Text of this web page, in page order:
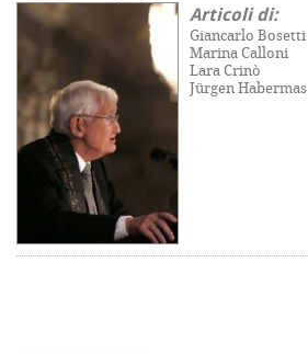
Articoli di:
Giancarlo Bosetti
Marina Calloni
Lara Crinò
Jürgen Habermas